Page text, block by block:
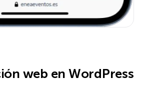
web en WordPress